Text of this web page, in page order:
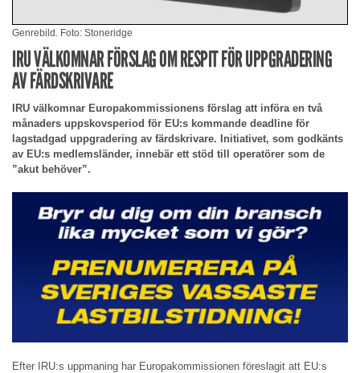
Genrebild. Foto: Stoneridge
IRU VÄLKOMNAR FÖRSLAG OM RESPIT FÖR UPPGRADERING
AV FÄRDSKRIVARE
IRU välkomnar Europakommissionens förslag att införa en två
månaders uppskovsperiod för EU:s kommande deadline för
lagstadgad uppgradering av färdskrivare. Initiativet, som godkänts
av EU:s medlemsländer, innebär ett stöd till operatörer som de
”akut behöver”.
Efter IRU:s uppmaning har Europakommissionen föreslagit att EU:s